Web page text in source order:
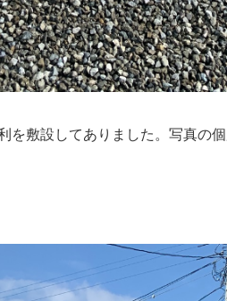
を敷設してありました。写真の